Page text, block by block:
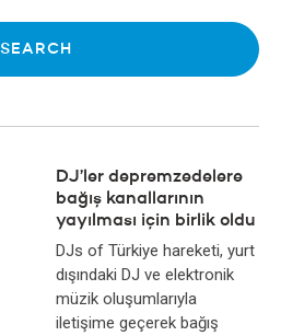
DJ’ler depremzedelere
bağış kanallarının
yayılması için birlik oldu
DJs of Türkiye hareketi, yurt
dışındaki DJ ve elektronik
müzik oluşumlarıyla
iletişime geçerek bağış